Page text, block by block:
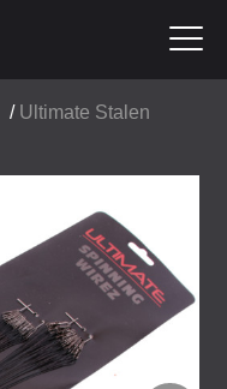
/ Ultimate Stalen